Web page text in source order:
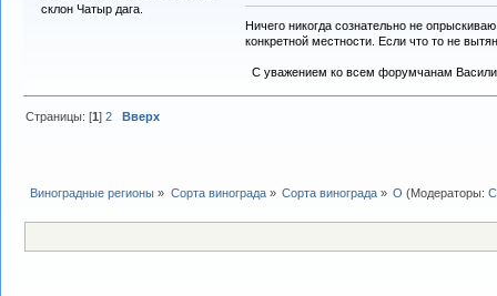
склон Чатыр дага.
Ничего никогда сознательно не
конкретной местности. Если что то не
С уважением ко всем форумчанам
Страницы: [1]2 Вверх
Виноградные регионы » Сорта винограда» Сорта винограда» О (Модераторы: